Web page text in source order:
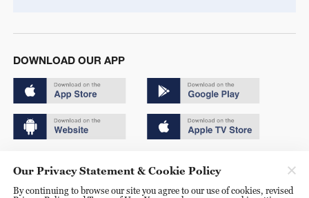
DOWNLOAD OUR APP
京ICP备20000184号
Our Privacy Statement & Cookie Policy
By continuing to browse our site you agree to our use of cookies, revised